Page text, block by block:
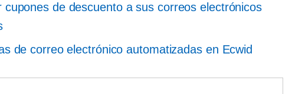
cupones de descuento a sus correos electrónicos
de correo electrónico automatizadas en Ecwid